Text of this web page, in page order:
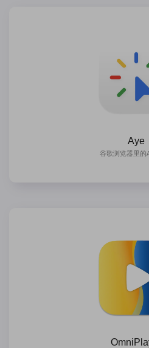
Aye
谷歌浏览器里的